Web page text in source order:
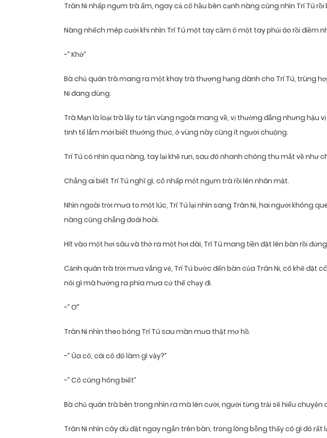
Trân Ni nhấp ngụm trà ấm, ngay cả cô hầu bên cạnh nàng cũng nhìn Trí Tú rồi
Nàng nhếch mép cười khi nhìn Trí Tú một tay cầm ô một tay phủi áo rồi điềm
-” Khờ”
Bà chủ quán trà mang ra một khay trà thượng hạng dành cho Trí Tú, trùng
Ni đang dùng.
Trà Mạn là loại trà lấy từ tận vùng ngoài mang về, vị thường đắng nhưng hậu
tinh tế lắm mới biết thưởng thức, ở vùng này cũng ít người chuộng.
Trí Tú có nhìn qua nàng, tay lại khẽ run, sau đó nhanh chóng thu mắt về như
Chẳng ai biết Trí Tú nghĩ gì, cô nhấp một ngụm trà rồi lén nhăn mặt.
Nhìn ngoài trời mưa to một lúc, Trí Tú lại nhìn sang Trân Ni, hai người không
nàng cũng chẳng đoái hoài.
Hít vào một hơi sâu và thở ra một hơi dài, Trí Tú mang tiền đặt lên bàn rồi
Cảnh quán trà trời mưa vắng vẻ, Trí Tú bước đến bàn của Trân Ni, cô khẽ đặt
nói gì mà hướng ra phía mưa cứ thế chạy đi.
-” Ơ”
Trân Ni nhìn theo bóng Trí Tú sau màn mưa thật mơ hồ.
-” Ủa cô, cái cô đó làm gì vậy?”
-” Cô cũng hông biết”
Bà chủ quán trà bên trong nhìn ra mà lén cười, người từng trải sẽ hiểu chuyện
Trân Ni nhìn cây dù đặt ngay ngắn trên bàn, trong lòng bỗng thấy có gì đó rất